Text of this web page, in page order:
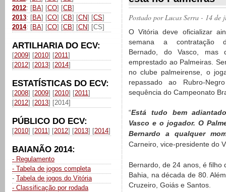
2012: [BA] [CO] [CB]
2013: [BA] [CO] [CB] [CN] [CS]
2014: [BA] [CO] [CB] [CN] [CS]
ARTILHARIA DO ECV:
[2009] [2010] [2011]
[2012] [2013] [2014]
ESTATÍSTICAS DO ECV:
[2008] [2009] [2010] [2011]
[2012] [2013] [2014]
PÚBLICO DO ECV:
[2010] [2011] [2012] [2013] [2014]
BAIANÃO 2014:
- Regulamento
- Tabela de jogos completa
- Tabela de jogos do Vitória
- Classificação por rodada
Postado porLucas Serra - 14 de
O Vitória deve oficializar
semana a contratação
Bernado, do Vasco, mas
emprestado ao Palmeiras.
no clube palmeirense, o
repassado ao Rubro-
sequência do Campeonato
“Está tudo bem
Vasco e o jogador. O
Bernardo a qualquer
Carneiro, vice-presidente do
Bernardo, de 24 anos, é filho
Bahia, na década de 80.
Cruzeiro, Goiás e Santos.